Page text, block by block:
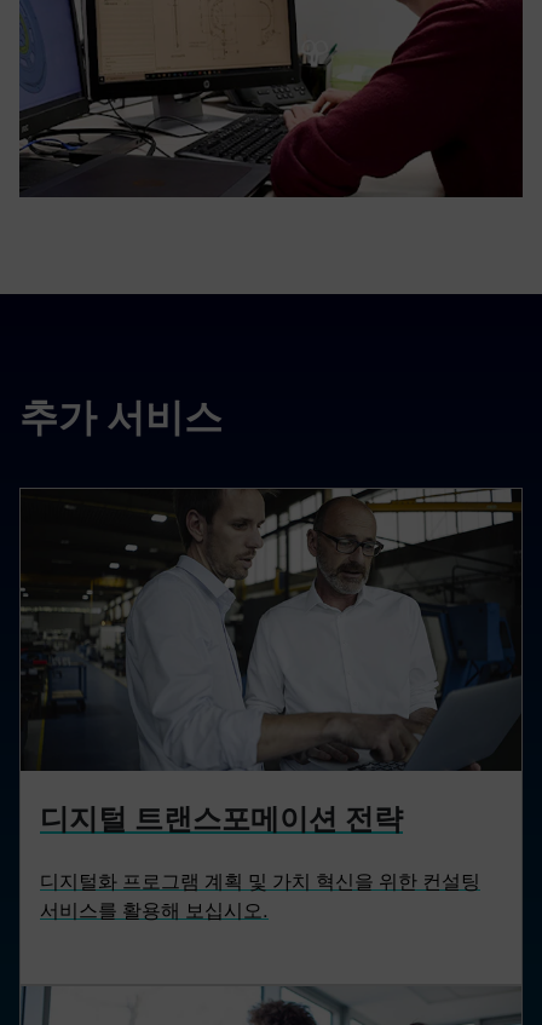
추가 서비스
디지털 트랜스포메이션 전략
디지털화 프로그램 계획 및 가치 혁신을 위한 컨설팅
서비스를 활용해 보십시오.